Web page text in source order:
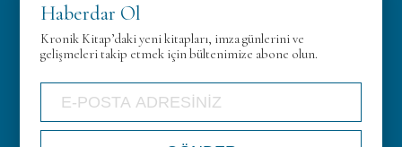
Gizlilik Politikası
İletişim
Haberdar Ol
Kronik Kitap’daki yeni kitapları, imza günlerini ve
gelişmeleri takip etmek için bültenimize abone olun.